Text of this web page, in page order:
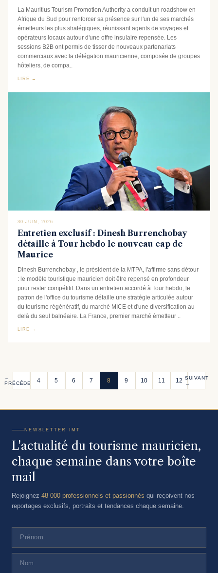
La Mauritius Tourism Promotion Authority a conduit un roadshow en
Afrique du Sud pour renforcer sa présence sur l'un de ses marchés
émetteurs les plus stratégiques, réunissant agents de voyages et
opérateurs locaux autour d'une offre insulaire repensée. Les
sessions B2B ont permis de tisser de nouveaux partenariats
commerciaux avec la délégation mauricienne, composée de groupes
hôteliers, de compa..
LIRE →
30 JUIN, 2026
Entretien exclusif : Dinesh Burrenchobay
détaille à Tour hebdo le nouveau cap de
Maurice
Dinesh Burrenchobay , le président de la MTPA, l'affirme sans détour
: le modèle touristique mauricien doit être repensé en profondeur
pour rester compétitif. Dans un entretien accordé à Tour hebdo, le
patron de l'office du tourisme détaille une stratégie articulée autour
du tourisme régénératif, du marché MICE et d'une diversification au-
delà du seul balnéaire. La France, premier marché émetteur ..
LIRE →
←
PRÉCÉDENT4 5 6 7 8 9 10 11 12 SUIVANT
→
NEWSLETTER IMT
L'actualité du tourisme mauricien,
chaque semaine dans votre boîte
mail
Rejoignez 48 000 professionnels et passionnés qui reçoivent nos
reportages exclusifs, portraits et tendances chaque semaine.